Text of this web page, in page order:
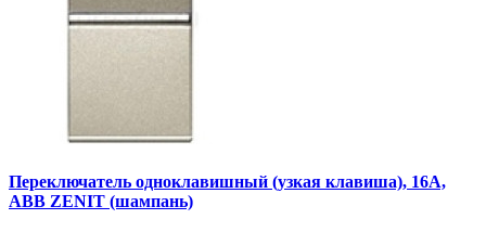
Переключатель одноклавишный (узкая клавиша), 16А,
ABB ZENIT (шампань)